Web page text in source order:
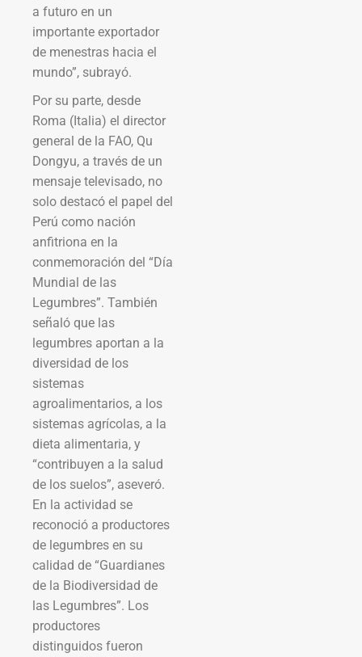
a futuro en un
importante exportador
de menestras hacia el
mundo”, subrayó.
Por su parte, desde
Roma (Italia) el director
general de la FAO, Qu
Dongyu, a través de un
mensaje televisado, no
solo destacó el papel del
Perú como nación
anfitriona en la
conmemoración del “Día
Mundial de las
Legumbres”. También
señaló que las
legumbres aportan a la
diversidad de los
sistemas
agroalimentarios, a los
sistemas agrícolas, a la
dieta alimentaria, y
“contribuyen a la salud
de los suelos”, aseveró.
En la actividad se
reconoció a productores
de legumbres en su
calidad de “Guardianes
de la Biodiversidad de
las Legumbres”. Los
productores
distinguidos fueron